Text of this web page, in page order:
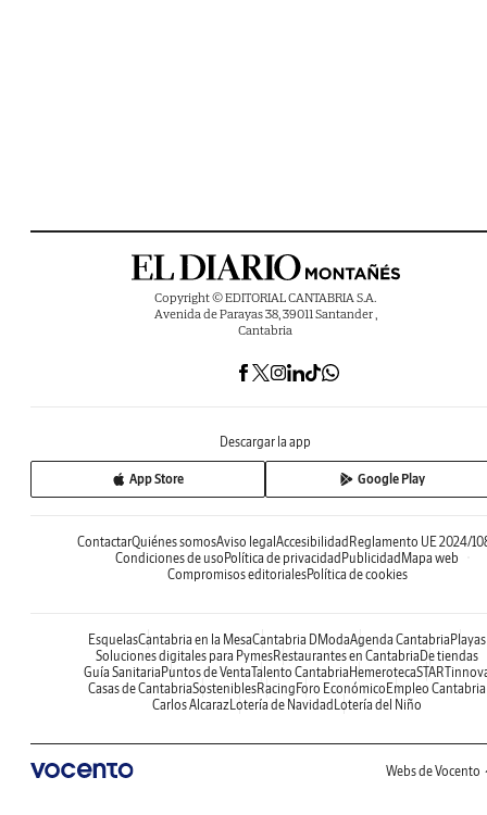
Copyright © EDITORIAL CANTABRIA S.A.
Avenida de Parayas 38, 39011 Santander ,
Cantabria
Descargar la app
App Store Google Play
ContactarQuiénes somosAviso legalAccesibilidadReglamento UE 2024/
Condiciones de usoPolítica de privacidadPublicidadMapa web
Compromisos editorialesPolítica de cookies
EsquelasCantabria en la MesaCantabria DModaAgenda CantabriaPlayas
Soluciones digitales para PymesRestaurantes en CantabriaDe tiendas
Guía SanitariaPuntos de VentaTalento CantabriaHemeroteca
Casas de CantabriaSosteniblesRacingForo EconómicoEmpleo Cantabria
Carlos AlcarazLotería de NavidadLotería del Niño
Webs de Vocento